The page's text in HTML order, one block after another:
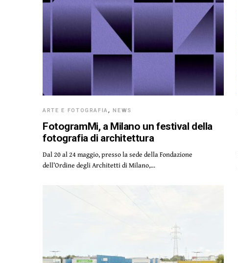
ARTE E FOTOGRAFIA,NEWS
FotogramMi, a Milano un festival della
fotografia di architettura
Dal 20 al 24 maggio, presso la sede della Fondazione
dell’Ordine degli Architetti di Milano,…